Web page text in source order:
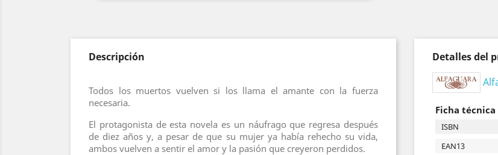
Descripción
Todos los muertos vuelven si los llama el amante con la fuerza
necesaria.
El protagonista de esta novela es un náufrago que regresa después
de diez años y, a pesar de que su mujer ya había rehecho su vida,
ambos vuelven a sentir el amor y la pasión que creyeron perdidos.
Detalles del
Ficha técnica
ISBN
EAN13